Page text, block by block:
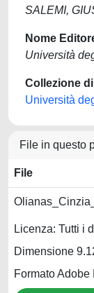
SALEMI,
Nome
Università
Collezione
Università
File in questo
File
Licenza: Tutti i
Dimensione
Formato Adobe